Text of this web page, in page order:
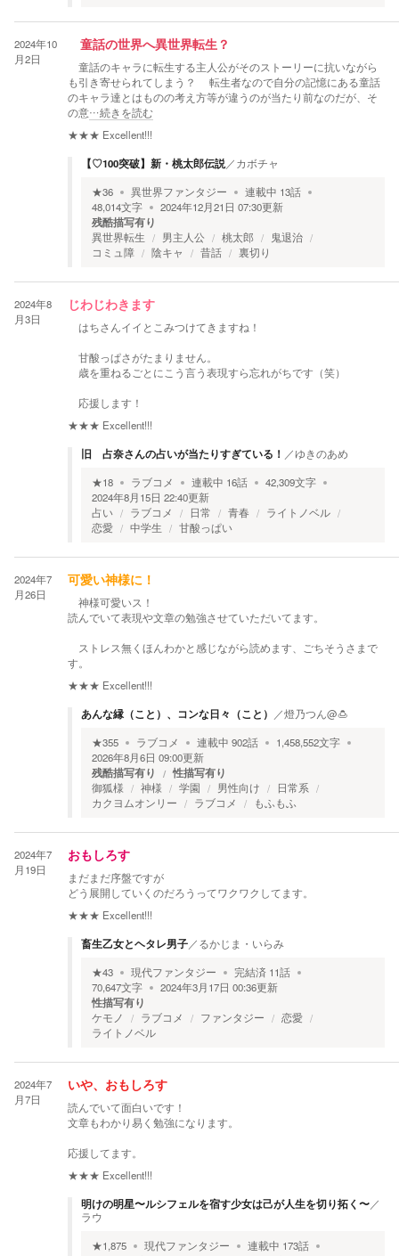
2024年10
月2日
童話の世界へ異世界転生？
童話のキャラに転生する主人公がそのストーリーに抗いながら
も引き寄せられてしまう？ 転生者なので自分の記憶にある童話
のキャラ達とはものの考え方等が違うのが当たり前なのだが、そ
の意…続きを読む
★★★ Excellent!!!
【♡100突破】新・桃太郎伝説／カボチャ
★36 異世界ファンタジー 連載中 13話
48,014文字 2024年12月21日 07:30更新
残酷描写有り
異世界転生 男主人公 桃太郎
鬼退治
コミュ障
陰キャ 昔話 裏切り
2024年8
月3日
じわじわきます
はちさんイイとこみつけてきますね！
甘酸っぱさがたまりません。
歳を重ねるごとにこう言う表現すら忘れがちです（笑）
応援します！
★★★ Excellent!!!
旧 占奈さんの占いが当たりすぎている！ ／ゆきのあめ
★18 ラブコメ 連載中 16話 42,309文字
2024年8月15日 22:40更新
占い
ラブコメ 日常 青春
ライトノベル
恋愛
中学生 甘酸っぱい
2024年7
月26日
可愛い神様に！
神様可愛いス！
読んでいて表現や文章の勉強させていただいてます。
ストレス無くほんわかと感じながら読めます、ごちそうさまで
す。
★★★ Excellent!!!
あんな縁（こと）、コンな日々（こと） ／燈乃つん@🍮
★355 ラブコメ 連載中 902話 1,458,552文字
2026年8月6日 09:00更新
残酷描写有り 性描写有り
御狐様 神様 学園 男性向け
日常系
カクヨムオンリー
ラブコメ もふもふ
2024年7
月19日
おもしろす
まだまだ序盤ですが
どう展開していくのだろうってワクワクしてます。
★★★ Excellent!!!
畜生乙女とヘタレ男子／るかじま・いらみ
★43 現代ファンタジー 完結済 11話
70,647文字 2024年3月17日 00:36更新
性描写有り
ケモノ ラブコメ ファンタジー
恋愛
ライトノベル
2024年7
月7日
いや、おもしろす
読んでいて面白いです！
文章もわかり易く勉強になります。
応援してます。
★★★ Excellent!!!
明けの明星〜ルシフェルを宿す少女は己が人生を切り拓く〜／
ラウ
★1,875 現代ファンタジー 連載中 173話